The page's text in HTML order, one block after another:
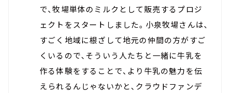
で、牧場単体のミルクとして販売するプロジ
ェクトをスタートしました。小泉牧場さんは、
すごく地域に根ざして地元の仲間の方がすご
くいるので、そういう人たちと一緒に牛乳を
作る体験をすることで、より牛乳の魅力を伝
えられるんじゃないかと、クラウドファンデ